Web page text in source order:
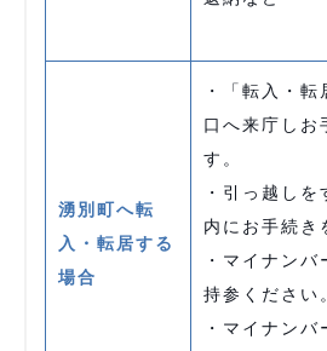
湧別町へ転
入・転居する
場合
・「転入・
口へ来庁しお
す。
・引っ越し
内にお手続き
・マイナン
持参ください
・マイナン